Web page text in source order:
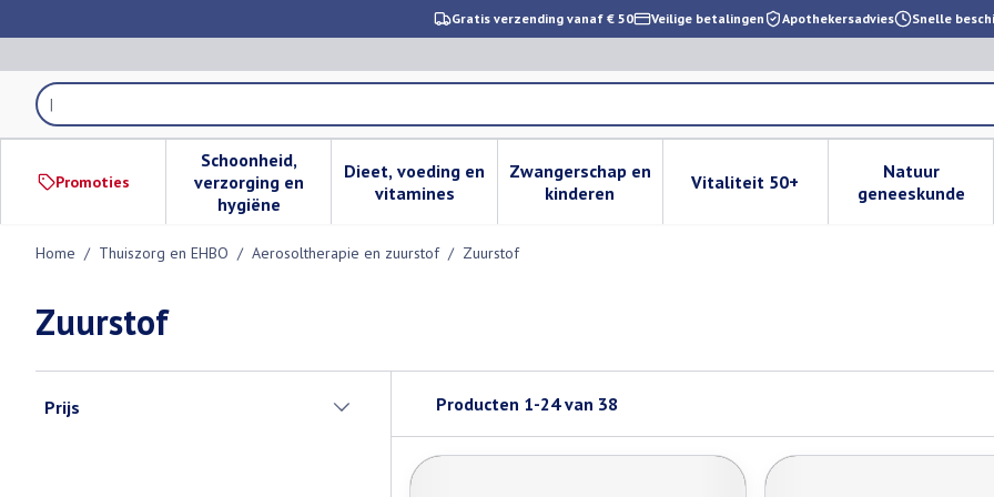
Gratis verzending vanaf € 50 Veilige betalingen Apothekersadvies Snelle
Product, merk, categorie...
Promoties
Schoonheid,
verzorging en
hygiëne
Toon submenu voor Schoonheid, verzorging en hygiëne categorie
Dieet, voeding en
vitaminesToon submenu voor Dieet, voeding en vitamines categorie
Zwangerschap en
kinderenToon submenu voor Zwangerschap en kinderen
Vitaliteit 50+Toon submenu voor Vitaliteit
Natuur
geneeskunde
Toon
Home / Thuiszorg en EHBO / Aerosoltherapie en zuurstof / Zuurstof
Zuurstof
Prijs
Producten 1-24van 38